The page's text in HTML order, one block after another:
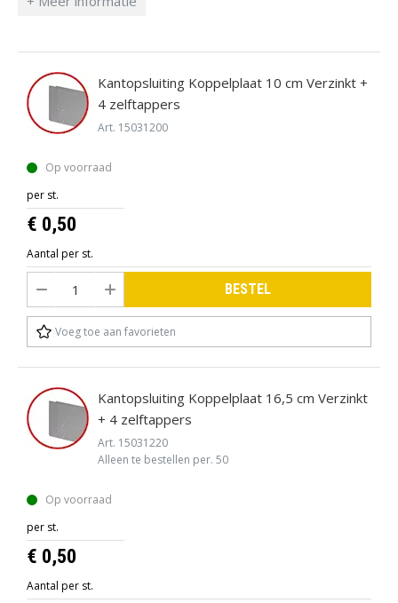
Kantopsluiting Koppelplaat 10 cm Verzinkt +
4 zelftappers
Art. 15031200
Op voorraad
per st.
€ 0,50
Aantal per st.
BESTEL
Voeg toe aan favorieten
Kantopsluiting Koppelplaat 16,5 cm Verzinkt
+ 4 zelftappers
Art. 15031220
Alleen te bestellen per. 50
Op voorraad
per st.
€ 0,50
Aantal per st.